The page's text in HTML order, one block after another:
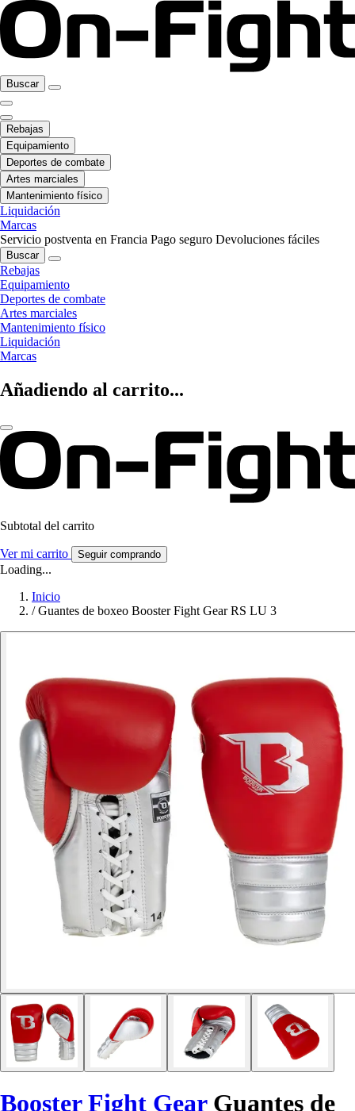
Buscar
Rebajas
Equipamiento
Deportes de combate
Artes marciales
Mantenimiento físico
Liquidación
Marcas
Servicio postventa en Francia Pago seguro Devoluciones fáciles
Buscar
Rebajas
Equipamiento
Deportes de combate
Artes marciales
Mantenimiento físico
Liquidación
Marcas
Añadiendo al carrito...
Subtotal del carrito
Ver mi carrito Seguir comprando
Loading...
Inicio
/ Guantes de boxeo Booster Fight Gear RS LU 3
Booster Fight Gear Guantes de